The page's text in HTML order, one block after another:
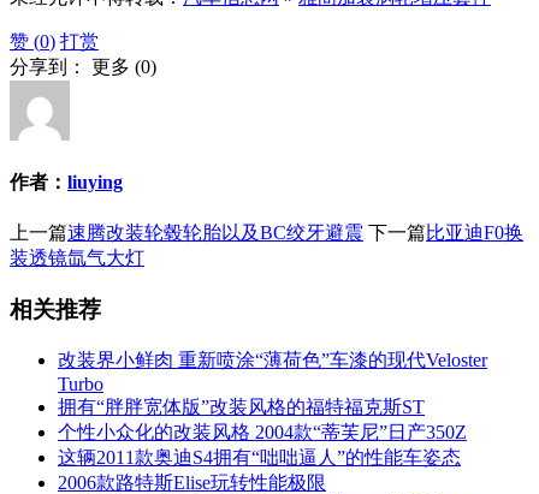
赞 (0) 打赏
分享到： 更多 (0)
作者： liuying
上一篇速腾改装轮毂轮胎以及BC绞牙避震 下一篇比亚迪F0换
装透镜氙气大灯
相关推荐
改装界小鲜肉 重新喷涂“薄荷色”车漆的现代Veloster
Turbo
拥有“胖胖宽体版”改装风格的福特福克斯ST
个性小众化的改装风格 2004款“蒂芙尼”日产350Z
这辆2011款奥迪S4拥有“咄咄逼人”的性能车姿态
2006款路特斯Elise玩转性能极限